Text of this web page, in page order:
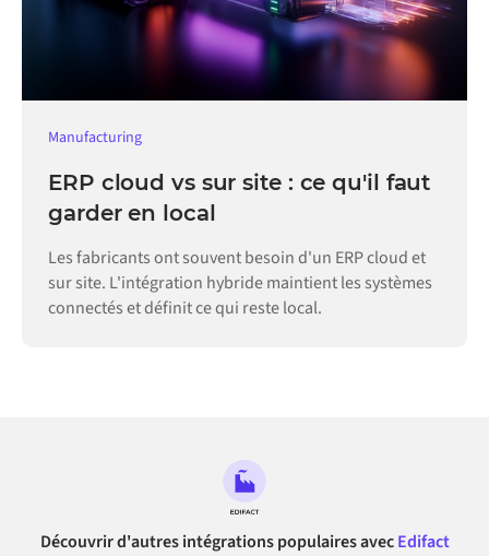
Manufacturing
ERP cloud vs sur site : ce qu'il faut
garder en local
Les fabricants ont souvent besoin d'un ERP cloud et
sur site. L'intégration hybride maintient les systèmes
connectés et définit ce qui reste local.
Découvrir d'autres intégrations populaires avecEdifact